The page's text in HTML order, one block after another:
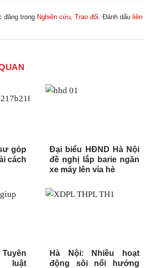
đăng trong Nghiên cứu, Trao đổi . Đánh dấu liên
góp
cách
Đại biểu HĐND Hà Nội
đề nghị lắp barie ngăn
xe máy lên vỉa hè
luật
Hà Nội: Nhiều hoạt
động sôi nổi hưởng